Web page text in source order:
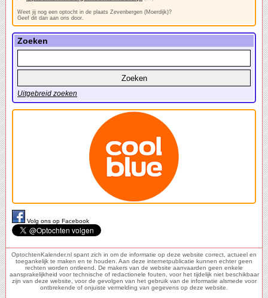
Weet jij nog een optocht in de plaats Zevenbergen (Moerdijk)?
Geef dit dan aan ons door.
Zoeken
Uitgebreid zoeken
Volg ons op Facebook
OptochtenKalender.nl spant zich in om de informatie op deze website correct, actueel en
toegankelijk te maken en te houden. Aan deze internetpublicatie kunnen echter geen
rechten worden ontleend. De makers van de website aanvaarden geen enkele
aansprakelijkheid voor technische of redactionele fouten, voor het tijdelijk niet beschikbaar
zijn van deze website, voor de gevolgen van het gebruik van de informatie alsmede voor
ontbrekende of onjuiste vermelding van gegevens op deze website.